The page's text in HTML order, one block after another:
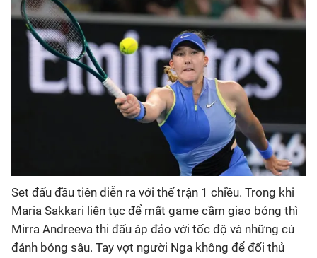
Bóng đá
Thể thao Điện tử
Bên lề
Set đấu đầu tiên diễn ra với thế trận 1 chiều. Trong khi
Maria Sakkari liên tục để mất game cầm giao bóng thì
Mirra Andreeva thi đấu áp đảo với tốc độ và những cú
đánh bóng sâu. Tay vợt người Nga không để đối thủ